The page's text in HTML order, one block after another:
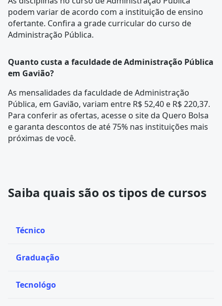
podem variar de acordo com a instituição de ensino
ofertante. Confira a grade curriculardo curso de
Administração Pública.
Quanto custa a faculdade de Administração Pública
em Gavião?
As mensalidades da faculdade de Administração
Pública, em Gavião, variam entre R$ 52,40 e R$ 220,37.
Para conferir as ofertas, acesse o site da Quero Bolsa
e garanta descontos de até 75% nas instituições mais
próximas de você.
Saiba quais são os tipos de cursos
Técnico
Graduação
Tecnológo